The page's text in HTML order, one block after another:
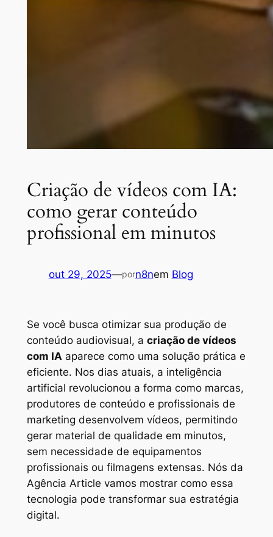
Criação de vídeos com IA:
como gerar conteúdo
profissional em minutos
out 29, 2025—porn8nem Blog
Se você busca otimizar sua produção de
conteúdo audiovisual, a criação de vídeos
com IAaparece como uma solução prática e
eficiente. Nos dias atuais, a inteligência
artificial revolucionou a forma como marcas,
produtores de conteúdo e profissionais de
marketing desenvolvem vídeos, permitindo
gerar material de qualidade em minutos,
sem necessidade de equipamentos
profissionais ou filmagens extensas. Nós da
Agência Article vamos mostrar como essa
tecnologia pode transformar sua estratégia
digital.